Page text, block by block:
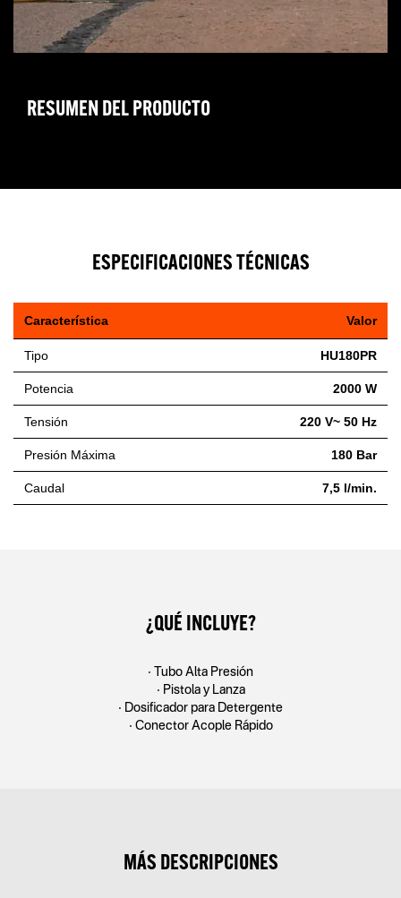
RESUMEN DEL PRODUCTO
ESPECIFICACIONES TÉCNICAS
Característica Valor
Tipo HU180PR
Potencia 2000 W
Tensión 220 V~ 50 Hz
Presión Máxima 180 Bar
Caudal 7,5 l/min.
¿QUÉ INCLUYE?
• Tubo Alta Presión
• Pistola y Lanza
• Dosiﬁcador para Detergente
• Conector Acople Rápido
MÁS DESCRIPCIONES